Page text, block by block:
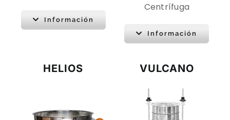
Información
Centrífuga
Información
HELIOS VULCANO